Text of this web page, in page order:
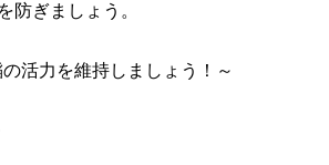
ぎましょう。
活力を維持しましょう！～